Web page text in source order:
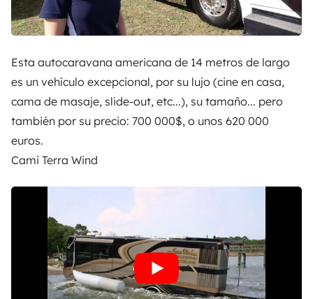
Esta autocaravana americana de 14 metros de largo
es un vehículo excepcional, por su lujo (cine en casa,
cama de masaje, slide-out, etc...), su tamaño... pero
también por su precio: 700 000$, o unos 620 000
euros.
Cami Terra Wind